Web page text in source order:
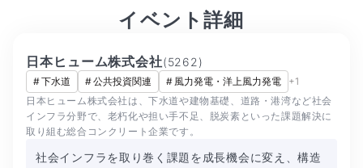
イベント詳細
日本ヒューム株式会社(5262 )
#下水道 #公共投資関連 # 風力発電・洋上風力発電 +1
日本ヒューム株式会社は、下水道や建物基礎、道路・港湾など社会
インフラ分野で、老朽化や担い手不足、脱炭素といった課題解決に
取り組む総合コンクリート企業です。
社会インフラを取り巻く課題を成長機会に変え、構造